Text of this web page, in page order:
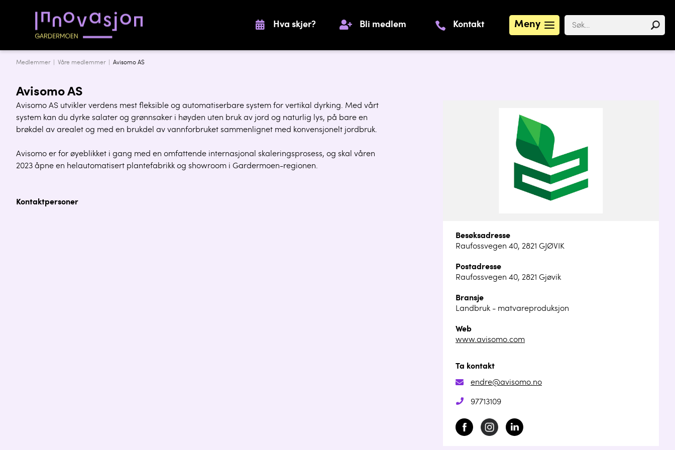
Meny
Hva skjer? Bli medlem Kontakt
Medlemmer | Våre medlemmer| Avisomo AS
Avisomo AS
Avisomo AS utvikler verdens mest fleksible og automatiserbare system for vertikal dyrking. Med vårt
system kan du dyrke salater og grønnsaker i høyden uten bruk av jord og naturlig lys, på bare en
brøkdel av arealet og med en brukdel av vannforbruket sammenlignet med konvensjonelt jordbruk.
Avisomo er for øyeblikket i gang med en omfattende internasjonal skaleringsprosess, og skal våren
2023 åpne en helautomatisert plantefabrikk og showroom i Gardermoen-regionen.
Kontaktpersoner
Besøksadresse
Raufossvegen 40, 2821 GJØVIK
Postadresse
Raufossvegen 40, 2821 Gjøvik
Bransje
Landbruk - matvareproduksjon
Web
www.avisomo.com
Ta kontakt
endre@avisomo.no
97713109